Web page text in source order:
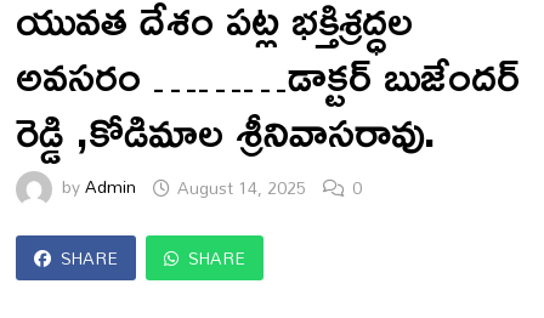
యువత దేశం పట్ల భక్తిశ్రద్ధల
అవసరం ………డాక్టర్ బుజేందర్
రెడ్డి ,కోడిమాల శ్రీనివాసరావు.
byAdmin August 14, 2025 0
SHARE SHARE